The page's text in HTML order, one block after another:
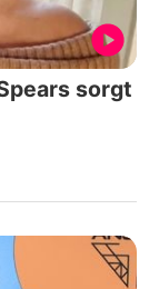
sorgt